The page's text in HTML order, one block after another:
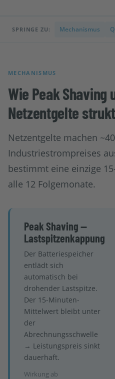
SPRINGE ZU: Mechanismus
MECHANISMUS
Wie Peak Shaving
Netzentgelte
Netzentgelte machen
Industriestrompreises
bestimmt eine einzige
alle 12 Folgemonate.
Peak Shaving —
Lastspitzenkappung
Der Batteriespeicher
entlädt sich
automatisch bei
drohender Lastspitze.
Der 15-Minuten-
Mittelwert bleibt unter
der
Abrechnungsschwelle
→ Leistungspreis sinkt
dauerhaft.
Wirkung ab